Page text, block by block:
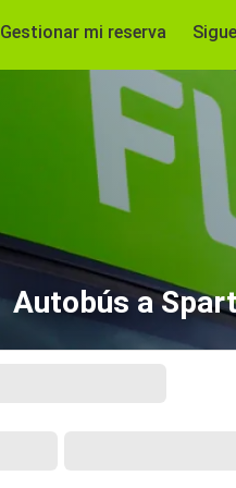
Gestionar mi reserva
Autobús a